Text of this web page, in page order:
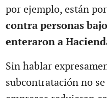
por ejemplo, están
contra personas
enteraron a
Sin hablar
subcontratación no